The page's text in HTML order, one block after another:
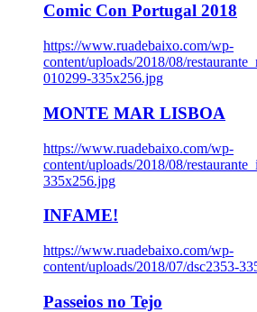
Comic Con Portugal 2018
https://www.ruadebaixo.com/wp-
content/uploads/2018/08/
010299-335x256.jpg
MONTE MAR LISBOA
https://www.ruadebaixo.com/wp-
content/uploads/2018/08/
335x256.jpg
INFAME!
https://www.ruadebaixo.com/wp-
content/uploads/2018/07/dsc2353-
Passeios no Tejo